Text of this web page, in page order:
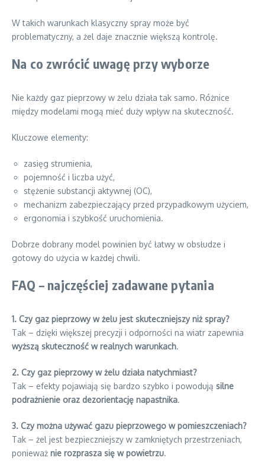
W takich warunkach klasyczny spray może być
problematyczny, a żel daje znacznie większą kontrolę.
Na co zwrócić uwagę przy wyborze
Nie każdy gaz pieprzowy w żelu działa tak samo. Różnice
między modelami mogą mieć duży wpływ na skuteczność.
Kluczowe elementy:
zasięg strumienia,
pojemność i liczba użyć,
stężenie substancji aktywnej (OC),
mechanizm zabezpieczający przed przypadkowym użyciem,
ergonomia i szybkość uruchomienia.
Dobrze dobrany model powinien być łatwy w obsłudze i
gotowy do użycia w każdej chwili.
FAQ – najczęściej zadawane pytania
1. Czy gaz pieprzowy w żelu jest skuteczniejszy niż spray?
Tak – dzięki większej precyzji i odporności na wiatr zapewnia
wyższą skuteczność w realnych warunkach.
2. Czy gaz pieprzowy w żelu działa natychmiast?
Tak – efekty pojawiają się bardzo szybko i powodują silne
podrażnienie oraz dezorientację napastnika.
3. Czy można używać gazu pieprzowego w pomieszczeniach?
Tak – żel jest bezpieczniejszy w zamkniętych przestrzeniach,
ponieważ nie rozprasza się w powietrzu.